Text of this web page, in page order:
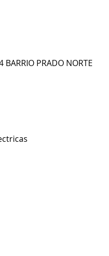
BARRIO PRADO NORTE